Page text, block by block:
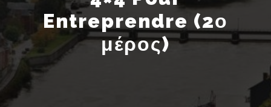
Entreprendre (2ο
μέρος)